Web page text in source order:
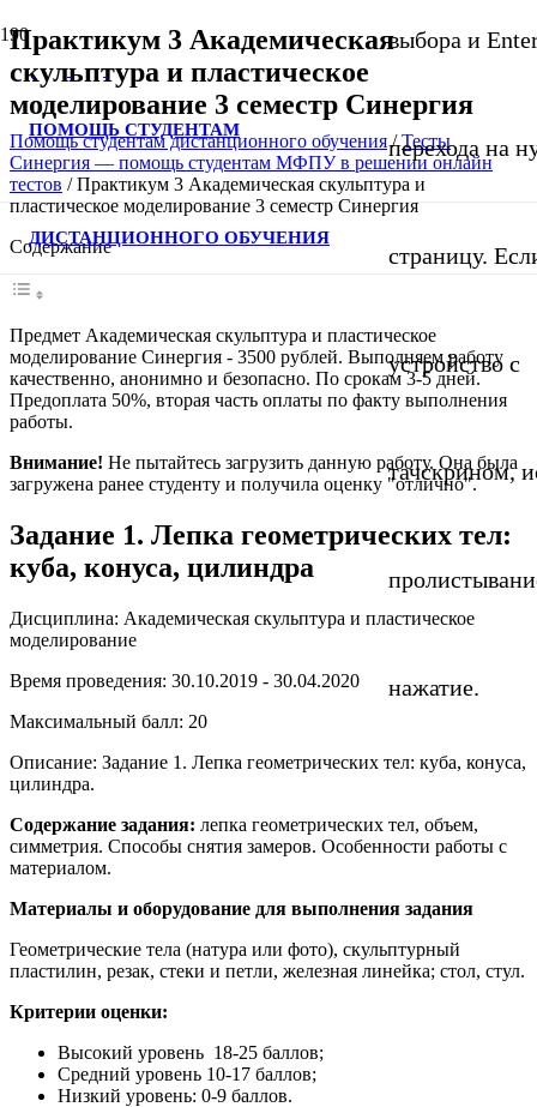
ПОМОЩЬ СТУДЕНТАМ
ДИСТАНЦИОННОГО ОБУЧЕНИЯ
выбора и
перехода на
страницу.
устройство с
тачскрином,
нажатие.
Практикум 3 Академическая
скульптура и пластическое
моделирование 3 семестр Синергия
Помощь студентам дистанционного обучения/Тесты
Синергия — помощь студентам МФПУ в решении онлайн
тестов /Практикум 3 Академическая скульптура и
пластическое моделирование 3 семестр Синергия
Содержание
Предмет Академическая скульптура и пластическое
моделирование Синергия - 3500 рублей. Выполняем работу
качественно, анонимно и безопасно. По срокам 3-5 дней.
Предоплата 50%, вторая часть оплаты по факту выполнения
работы.
Внимание! Не пытайтесь загрузить данную работу. Она была
загружена ранее студенту и получила оценку "отлично".
Задание 1. Лепка геометрических тел:
куба, конуса, цилиндра
Дисциплина: Академическая скульптура и пластическое
моделирование
Время проведения: 30.10.2019 - 30.04.2020
Максимальный балл: 20
Описание: Задание 1. Лепка геометрических тел: куба, конуса,
цилиндра.
Содержание задания: лепка геометрических тел, объем,
симметрия. Способы снятия замеров. Особенности работы с
материалом.
Материалы и оборудование для выполнения задания
Геометрические тела (натура или фото), скульптурный
пластилин, резак, стеки и петли, железная линейка; стол, стул.
Критерии оценки:
Высокий уровень 18-25 баллов;
Средний уровень 10-17 баллов;
Низкий уровень: 0-9 баллов.